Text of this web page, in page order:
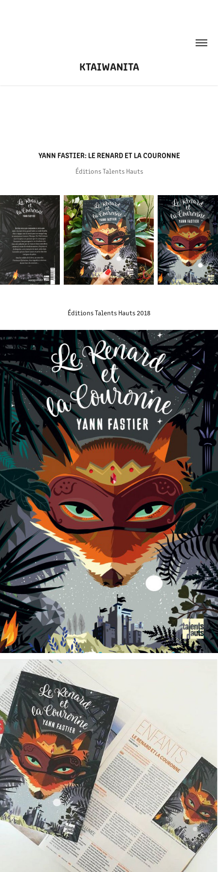
KTAIWANITA
YANN FASTIER: LE RENARD ET LA COURONNE
Éditions Talents Hauts
Éditions Talents Hauts 2018